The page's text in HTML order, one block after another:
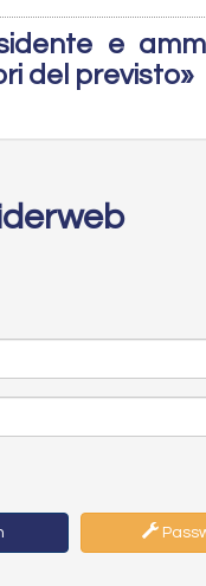
e
del previsto»